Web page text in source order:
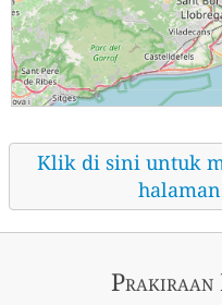
Klik di sini untuk
Prakiraan